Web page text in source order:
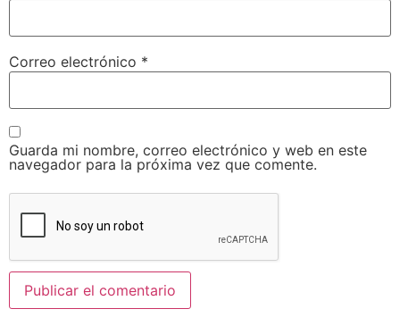
Correo electrónico *
Guarda mi nombre, correo electrónico y web en este
navegador para la próxima vez que comente.